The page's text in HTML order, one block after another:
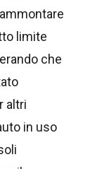
limite
che
altri
in uso